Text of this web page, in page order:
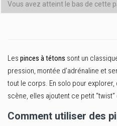
Vous avez atteint le bas de cette
Les pinces à tétons sont un
pression, montée d’adrénaline et
tout le corps. En solo pour
scène, elles ajoutent ce petit
Comment utiliser des